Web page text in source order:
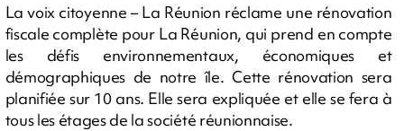
La voix citoyenne – La Réunion réclame une rénovation
fiscale complète pour La Réunion, qui prend en compte
les défis environnementaux, économiques et
démographiques de notre île. Cette rénovation sera
planifiée sur 10 ans. Elle sera expliquée et elle se fera à
tous les étages de la société réunionnaise.